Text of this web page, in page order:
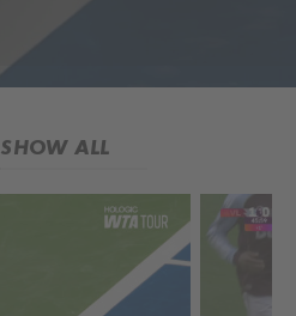
SHOW ALL